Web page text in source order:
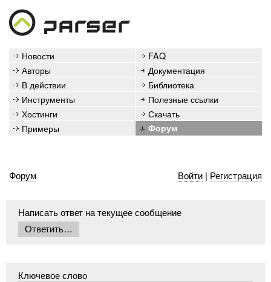
Новости
FAQ
Авторы
Документация
В действии
Библиотека
Инструменты
Полезные ссылки
Хостинги
Скачать
Примеры
Форум
Форум Войти| Регистрация
Написать ответ на текущее сообщение
Ключевое слово